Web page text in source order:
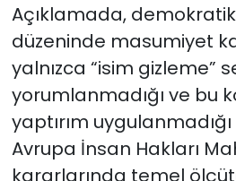
Açıklamada,
düzeninde masumiyet
yalnızca “isim gizleme”
yorumlanmadığı ve bu
yaptırım
Avrupa İnsan Hakları
kararlarında temel